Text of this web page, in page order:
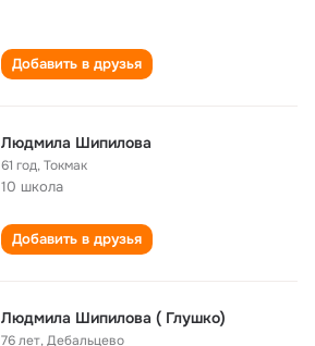
Добавить в друзья
Людмила Шипилова
61 год,Токмак
10 школа
Добавить в друзья
Людмила Шипилова ( Глушко)
76 лет,Дебальцево